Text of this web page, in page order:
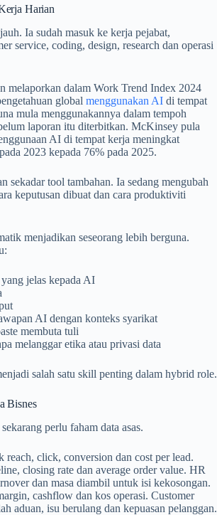
Harian
Ia sudah masuk ke kerja pejabat,
service, coding, design, research dan operasi
melaporkan dalam Work Trend Index 2024
global menggunakan AI di tempat
mula menggunakannya dalam tempoh
laporan itu diterbitkan. McKinsey pula
AI di tempat kerja meningkat
2023 kepada 76% pada 2025.
sekadar tool tambahan. Ia sedang mengubah
keputusan dibuat dan cara produktiviti
menjadikan seseorang lebih berguna.
jelas kepada AI
AI dengan konteks syarikat
membuta tuli
melanggar etika atau privasi data
salah satu skill penting dalam hybrid role.
Bisnes
perlu faham data asas.
reach, click, conversion dan cost per lead.
closing rate dan average order value. HR
dan masa diambil untuk isi kekosongan.
cashflow dan kos operasi. Customer
aduan, isu berulang dan kepuasan pelanggan.